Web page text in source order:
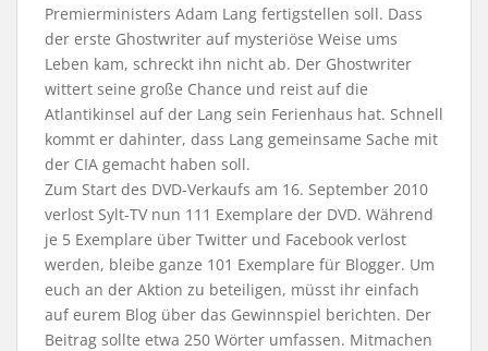
Premierministers Adam Lang fertigstellen soll. Dass
der erste Ghostwriter auf mysteriöse Weise ums
Leben kam, schreckt ihn nicht ab. Der Ghostwriter
wittert seine große Chance und reist auf die
Atlantikinsel auf der Lang sein Ferienhaus hat. Schnell
kommt er dahinter, dass Lang gemeinsame Sache mit
der CIA gemacht haben soll.
Zum Start des DVD-Verkaufs am 16. September 2010
verlost Sylt-TV nun 111 Exemplare der DVD. Während
je 5 Exemplare über Twitter und Facebook verlost
werden, bleibe ganze 101 Exemplare für Blogger. Um
euch an der Aktion zu beteiligen, müsst ihr einfach
auf eurem Blog über das Gewinnspiel berichten. Der
Beitrag sollte etwa 250 Wörter umfassen. Mitmachen